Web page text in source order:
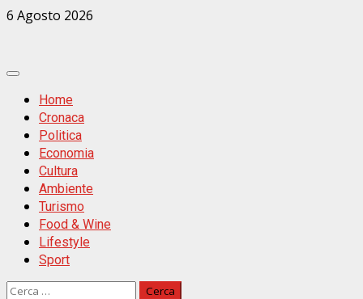
Zum
6 Agosto 2026
Primäres
MenüHome
Cronaca
Politica
Economia
Cultura
Ambiente
Turismo
Food & Wine
Lifestyle
Sport
Ricerca